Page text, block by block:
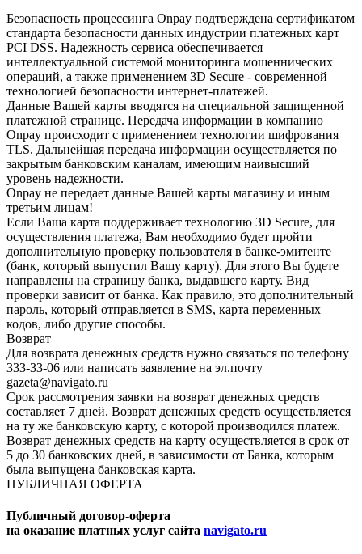
Безопасность процессинга Onpay подтверждена сертификатом
стандарта безопасности данных индустрии платежных карт
PCI DSS. Надежность сервиса обеспечивается
интеллектуальной системой мониторинга мошеннических
операций, а также применением 3D Secure - современной
технологией безопасности интернет-платежей.
Данные Вашей карты вводятся на специальной защищенной
платежной странице. Передача информации в компанию
Onpay происходит с применением технологии шифрования
TLS. Дальнейшая передача информации осуществляется по
закрытым банковским каналам, имеющим наивысший
уровень надежности.
Onpay не передает данные Вашей карты магазину и иным
третьим лицам!
Если Ваша карта поддерживает технологию 3D Secure, для
осуществления платежа, Вам необходимо будет пройти
дополнительную проверку пользователя в банке-эмитенте
(банк, который выпустил Вашу карту). Для этого Вы будете
направлены на страницу банка, выдавшего карту. Вид
проверки зависит от банка. Как правило, это дополнительный
пароль, который отправляется в SMS, карта переменных
кодов, либо другие способы.
Возврат
Для возврата денежных средств нужно связаться по телефону
333-33-06 или написать заявление на эл.почту
gazeta@navigato.ru
Срок рассмотрения заявки на возврат денежных средств
составляет 7 дней. Возврат денежных средств осуществляется
на ту же банковскую карту, с которой производился платеж.
Возврат денежных средств на карту осуществляется в срок от
5 до 30 банковских дней, в зависимости от Банка, которым
была выпущена банковская карта.
ПУБЛИЧНАЯ ОФЕРТА
Публичный договор-оферта
на оказание платных услуг сайта navigato.ru